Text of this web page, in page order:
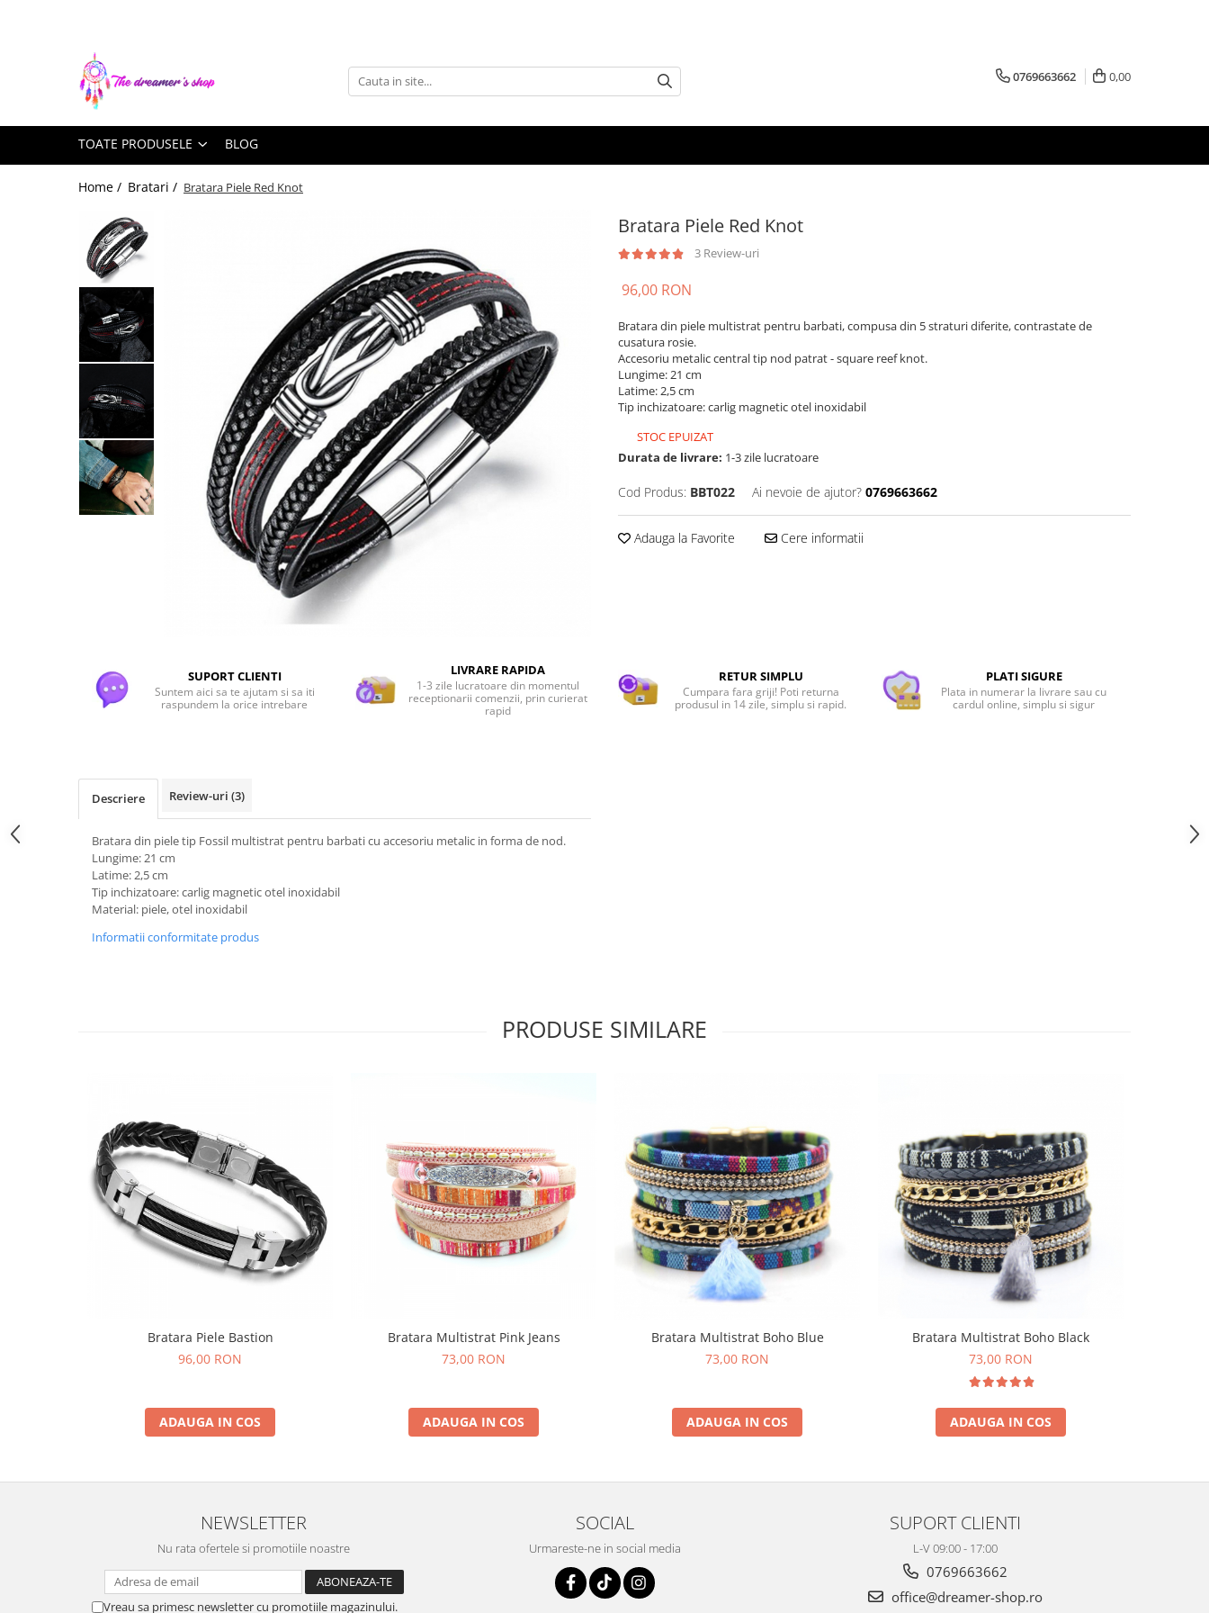
Toate Produsele
Dreamcatchers
Pentru masina
Bratari pentru EA
Bratari pentru EL
Bijuterii Aromaterapie
Coliere Aromaterapie
Bratari Aromaterapie
Lumanari Parfumate
Flori Uscate
Agende si Jurnale
Agende Hardcover
Seturi Creative si Accesorii
Ambalaje Cadouri
0769663662 0,00
TOATE PRODUSELE BLOG
Home / Bratari / Bratara Piele Red Knot
Bratara Piele Red Knot
3 Review-uri
96,00 RON
Bratara din piele multistrat pentru barbati, compusa din 5 straturi diferite, contrastate de
cusatura rosie.
Accesoriu metalic central tip nod patrat - square reef knot.
Lungime: 21 cm
Latime: 2,5 cm
Tip inchizatoare: carlig magnetic otel inoxidabil
STOC EPUIZAT
Durata de livrare: 1-3 zile lucratoare
Cod Produs: BBT022 Ai nevoie de ajutor? 0769663662
Adauga la Favorite Cere informatii
SUPORT CLIENTI
Suntem aici sa te ajutam si sa iti
raspundem la orice intrebare
LIVRARE RAPIDA
1-3 zile lucratoare din momentul
receptionarii comenzii, prin curierat
rapid
RETUR SIMPLU
Cumpara fara griji! Poti returna
produsul in 14 zile, simplu si rapid.
PLATI SIGURE
Plata in numerar la livrare sau cu
cardul online, simplu si sigur
Descriere Review-uri (3)
Bratara din piele tip Fossil multistrat pentru barbati cu accesoriu metalic in forma de nod.
Lungime: 21 cm
Latime: 2,5 cm
Tip inchizatoare: carlig magnetic otel inoxidabil
Material: piele, otel inoxidabil
Informatii conformitate produs
PRODUSE SIMILARE
Bratara Piele Bastion
96,00 RON
ADAUGA IN COS
Bratara Multistrat Pink Jeans
73,00 RON
ADAUGA IN COS
Bratara Multistrat Boho Blue
73,00 RON
ADAUGA IN COS
Bratara Multistrat Boho Black
73,00 RON
ADAUGA IN COS
NEWSLETTER
Nu rata ofertele si promotiile noastre
Vreau sa primesc newsletter cu promotiile magazinului.
SOCIAL
Urmareste-ne in social media
SUPORT CLIENTI
L-V 09:00 - 17:00
0769663662
office@dreamer-shop.ro